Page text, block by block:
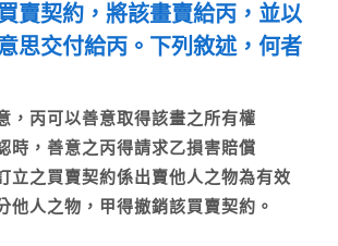
賣契約，將該畫賣給丙，並以
思交付給丙。下列敘述，何者
，丙可以善意取得該畫之所有權
時，善意之丙得請求乙損害賠償
立之買賣契約係出賣他人之物為有效
他人之物，甲得撤銷該買賣契約。